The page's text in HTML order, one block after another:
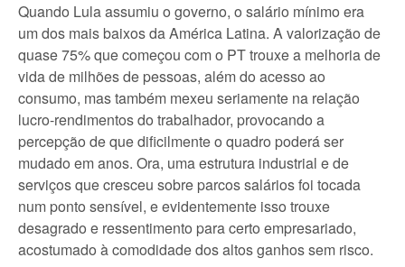
Quando Lula assumiu o governo, o salário mínimo era
um dos mais baixos da América Latina. A valorização de
quase 75% que começou com o PT trouxe a melhoria de
vida de milhões de pessoas, além do acesso ao
consumo, mas também mexeu seriamente na relação
lucro-rendimentos do trabalhador, provocando a
percepção de que dificilmente o quadro poderá ser
mudado em anos. Ora, uma estrutura industrial e de
serviços que cresceu sobre parcos salários foi tocada
num ponto sensível, e evidentemente isso trouxe
desagrado e ressentimento para certo empresariado,
acostumado à comodidade dos altos ganhos sem risco.